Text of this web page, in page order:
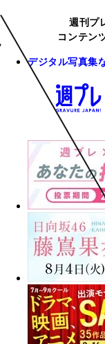
週刊プ
コンテン
デジタル写真集